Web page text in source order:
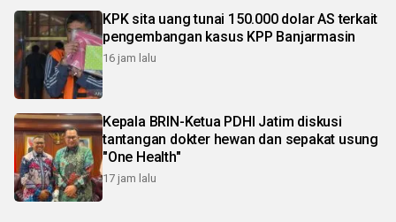
KPK sita uang tunai 150.000 dolar AS terkait
pengembangan kasus KPP Banjarmasin
16 jam lalu
Kepala BRIN-Ketua PDHI Jatim diskusi
tantangan dokter hewan dan sepakat usung
"One Health"
17 jam lalu